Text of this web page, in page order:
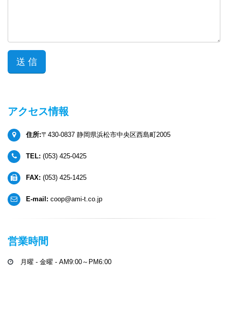
アクセス情報
住所:〒430-0837 静岡県浜松市中央区西島町2005
TEL: (053) 425-0425
FAX: (053) 425-1425
E-mail: coop@ami-t.co.jp
営業時間
月曜 - 金曜 - AM9:00～PM6:00